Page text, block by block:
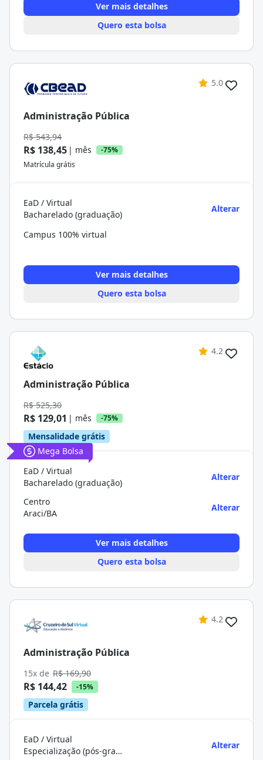
Ver mais detalhes
Quero esta bolsa
5.0
Administração Pública
R$ 543,94
R$ 138,45 | mês
-75%
Matrícula grátis
EaD / Virtual
Bacharelado (graduação)
Alterar
Campus 100% virtual
Ver mais detalhes
Quero esta bolsa
4.2
Administração Pública
R$ 525,30
R$ 129,01 | mês -75%
Mensalidade grátis
Mega Bolsa
EaD / Virtual
Bacharelado (graduação)
Alterar
Centro
Araci/BA
Alterar
Ver mais detalhes
Quero esta bolsa
4.2
Administração Pública
15x de R$ 169,90
R$ 144,42 -15%
Parcela grátis
EaD / Virtual
Especialização (pós-graduação)
Alterar